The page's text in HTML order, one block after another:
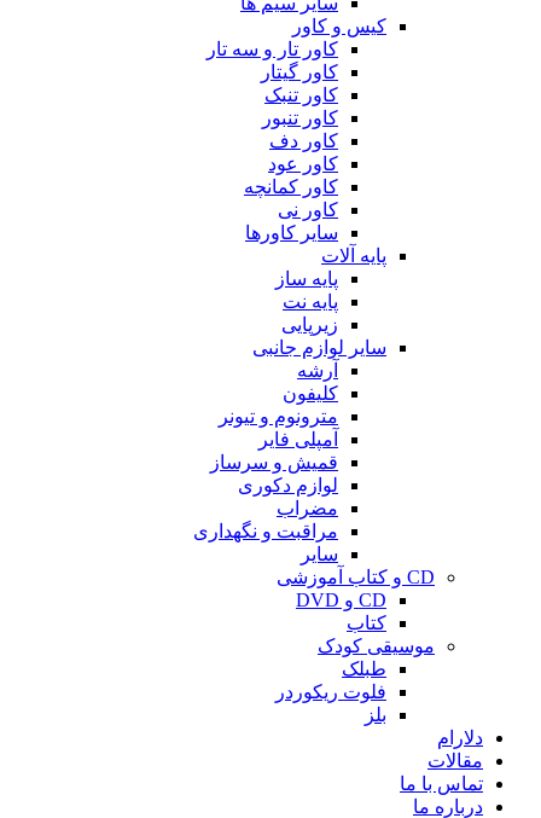
کیس و کاور
کاور تار و سه تار
کاور گیتار
کاور تنبک
کاور تنبور
کاور دف
کاور عود
کاور کمانچه
کاور نی
سایر کاورها
پایه آلات
پایه ساز
پایه نت
زیرپایی
سایر لوازم جانبی
آرشه
کلیفون
مترونوم و تیونر
آمپلی فایر
قمیش و سرساز
لوازم دکوری
مضراب
مراقبت و نگهداری
سایر
CD و کتاب آموزشی
CD و DVD
کتاب
موسیقی کودک
طبلک
فلوت ریکوردر
بلز
دلارام
مقالات
تماس با ما
درباره ما